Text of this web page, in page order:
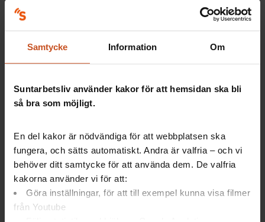
Samtycke Information Om
Suntarbetsliv använder kakor för att hemsidan ska bli
så bra som möjligt.
En del kakor är nödvändiga för att webbplatsen ska
fungera, och sätts automatiskt. Andra är valfria – och vi
behöver ditt samtycke för att använda dem. De valfria
kakorna använder vi för att:
Göra inställningar, för att till exempel kunna visa filmer
från Youtube
Snabb och tidig hjälp med rehabilitering.
individen.
Balans mellan aktivitet och återhämtning. Det
gäller både i jobbet och privat.